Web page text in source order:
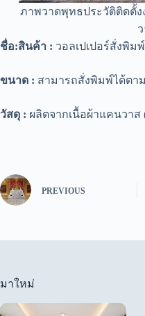
ภาพวาดพุทธประวัติติดตั้ง
ชื่อ:สินค้า : วอลเปเปอร์สั่งพิม
ขนาด : สามารถสั่งพิมพ์ได้ตา
วัสดุ : ผลิตจากเนื้อผ้าแคนวาส
PREVIOUS
มาใหม่